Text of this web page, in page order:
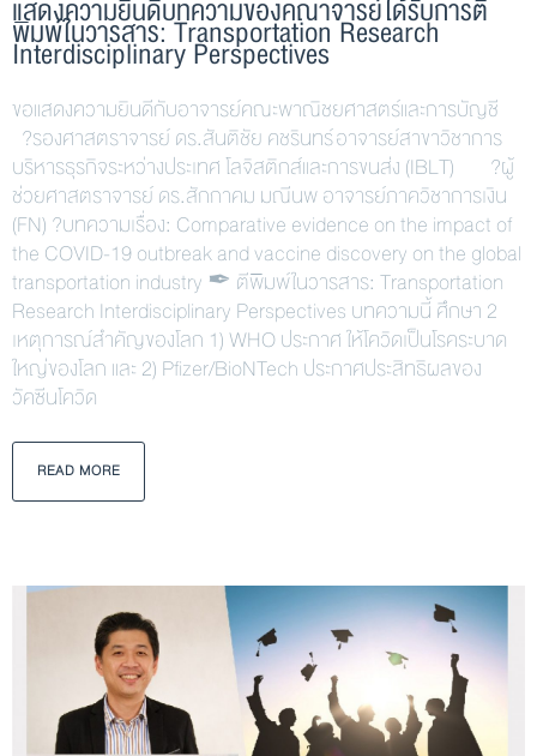
แสดงความยินดีบทความของคณาจารย์ได้รับการตี
พิมพ์ในวารสาร: Transportation Research
Interdisciplinary Perspectives
ขอแสดงความยินดีกับอาจารย์คณะพาณิชยศาสตร์และการบัญชี
?รองศาสตราจารย์ ดร.สันติชัย คชรินทร์ อาจารย์สาขาวิชาการ
บริหารธุรกิจระหว่างประเทศ โลจิสติกส์และการขนส่ง (IBLT) ?ผู้
ช่วยศาสตราจารย์ ดร.สักกาคม มณีนพ อาจารย์ภาควิชาการเงิน
(FN) ?บทความเรื่อง: Comparative evidence on the impact of
the COVID-19 outbreak and vaccine discovery on the global
transportation industry ✒ ตีพิมพ์ในวารสาร: Transportation
Research Interdisciplinary Perspectives บทความนี้ ศึกษา 2
เหตุการณ์สำคัญของโลก 1) WHO ประกาศ ให้โควิดเป็นโรคระบาด
ใหญ่ของโลก และ 2) Pfizer/BioNTech ประกาศประสิทธิผลของ
วัคซีนโควิด
READ MORE